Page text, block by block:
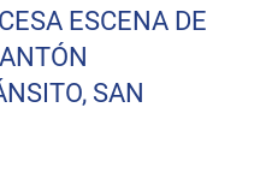
ESCENA DE
SAN